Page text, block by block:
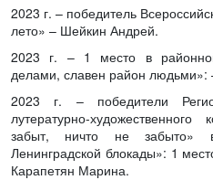
2023 г. – победитель
лето» – Шейкин Андрей.
2023 г. – 1 место в
делами, славен район людьми»:
2023 г. – победители
лутературно-
забыт, ничто не забыто»
Ленинградской блокады»: 1
Карапетян Марина.